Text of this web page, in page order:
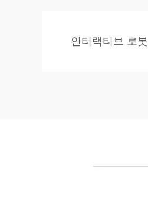
인터랙티브 로봇